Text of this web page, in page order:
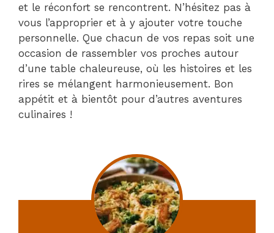
et le réconfort se rencontrent. N’hésitez pas à
vous l’approprier et à y ajouter votre touche
personnelle. Que chacun de vos repas soit une
occasion de rassembler vos proches autour
d’une table chaleureuse, où les histoires et les
rires se mélangent harmonieusement. Bon
appétit et à bientôt pour d’autres aventures
culinaires !